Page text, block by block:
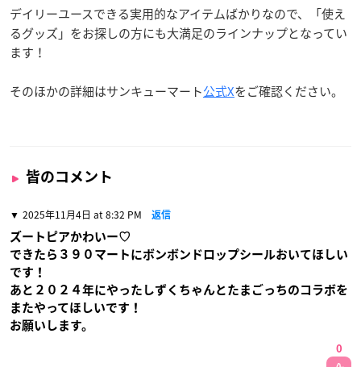
デイリーユースできる実用的なアイテムばかりなので、「使え
るグッズ」をお探しの方にも大満足のラインナップとなってい
ます！
そのほかの詳細はサンキューマート公式Xをご確認ください。
皆のコメント
2025年11月4日 at 8:32 PM 返信
ズートピアかわいー♡
できたら３９０マートにボンボンドロップシールおいてほしい
です！
あと２０２４年にやったしずくちゃんとたまごっちのコラボを
またやってほしいです！
お願いします。
0